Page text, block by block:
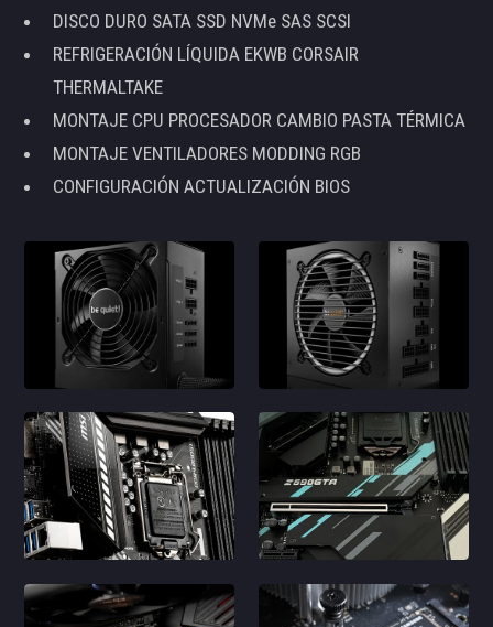
DISCO DURO SATA SSD NVMe SAS SCSI
REFRIGERACIÓN LÍQUIDA EKWB CORSAIR
THERMALTAKE
MONTAJE CPU PROCESADOR CAMBIO PASTA TÉRMICA
MONTAJE VENTILADORES MODDING RGB
CONFIGURACIÓN ACTUALIZACIÓN BIOS